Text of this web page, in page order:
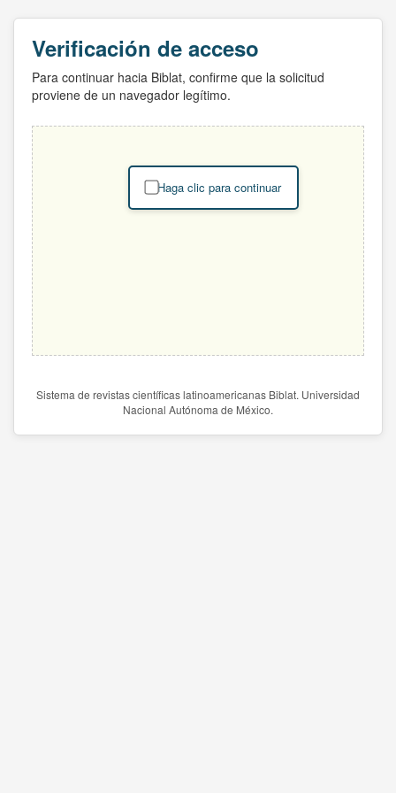
Verificación de acceso
Para continuar hacia Biblat, confirme que la solicitud
proviene de un navegador legítimo.
Haga clic para continuar
Sistema de revistas científicas latinoamericanas Biblat. Universidad
Nacional Autónoma de México.